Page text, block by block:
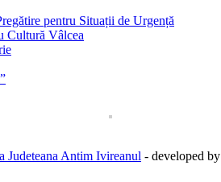
pentru Situații de Urgență
Cultură Vâlcea
Judeteana Antim Ivireanul - developed by